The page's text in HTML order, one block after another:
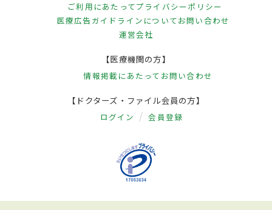
ご利用にあたってプライバシーポリシー
医療広告ガイドラインについてお問い合わせ
運営会社
【医療機関の方】
情報掲載にあたって お問い合わせ
【ドクターズ・ファイル会員の方】
ログイン 会員登録